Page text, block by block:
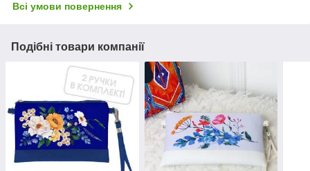
Всі умови повернення
Подібні товари компанії